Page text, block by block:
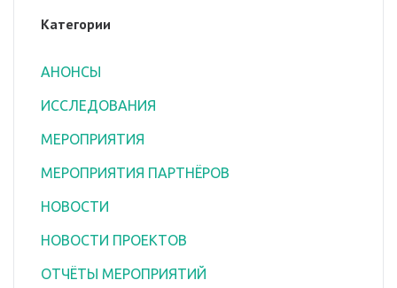
Категории
АНОНСЫ
ИССЛЕДОВАНИЯ
МЕРОПРИЯТИЯ
МЕРОПРИЯТИЯ ПАРТНЁРОВ
НОВОСТИ
НОВОСТИ ПРОЕКТОВ
ОТЧЁТЫ МЕРОПРИЯТИЙ